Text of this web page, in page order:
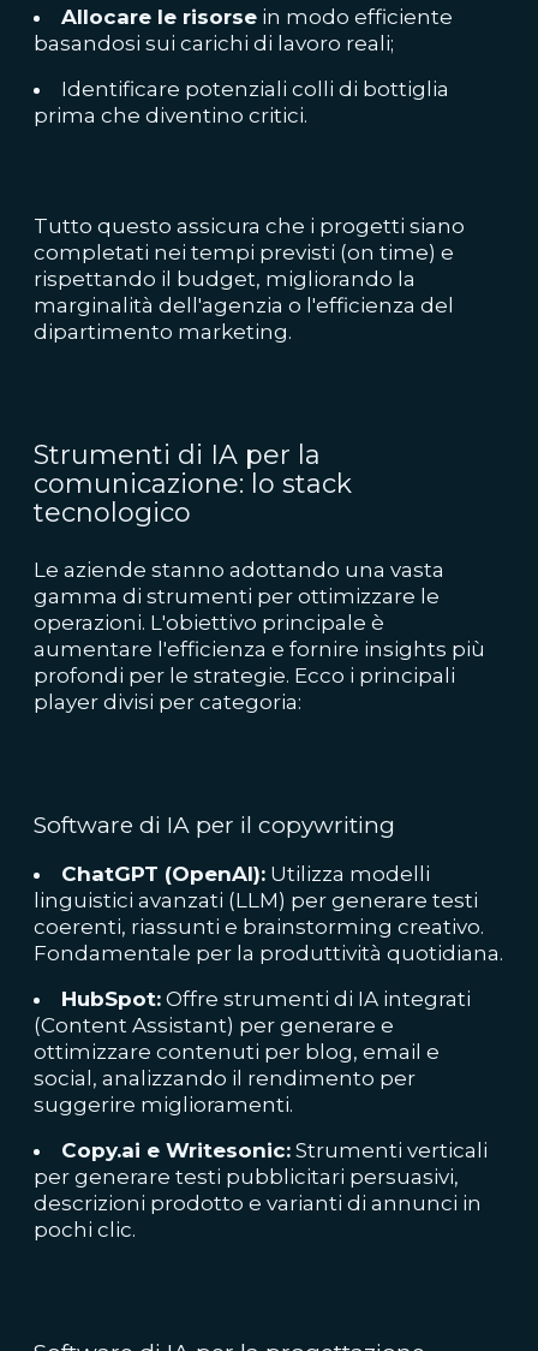
Allocare le risorse in modo efficiente
basandosi sui carichi di lavoro reali;
Identificare potenziali colli di bottiglia
prima che diventino critici.
Tutto questo assicura che i progetti siano
completati nei tempi previsti (on time) e
rispettando il budget, migliorando la
marginalità dell'agenzia o l'efficienza del
dipartimento marketing.
Strumenti di IA per la
comunicazione: lo stack
tecnologico
Le aziende stanno adottando una vasta
gamma di strumenti per ottimizzare le
operazioni. L'obiettivo principale è
aumentare l'efficienza e fornire insights più
profondi per le strategie. Ecco i principali
player divisi per categoria:
Software di IA per il copywriting
ChatGPT (OpenAI): Utilizza modelli
linguistici avanzati (LLM) per generare testi
coerenti, riassunti e brainstorming creativo.
Fondamentale per la produttività quotidiana.
HubSpot: Offre strumenti di IA integrati
(Content Assistant) per generare e
ottimizzare contenuti per blog, email e
social, analizzando il rendimento per
suggerire miglioramenti.
Copy.ai e Writesonic: Strumenti verticali
per generare testi pubblicitari persuasivi,
descrizioni prodotto e varianti di annunci in
pochi clic.